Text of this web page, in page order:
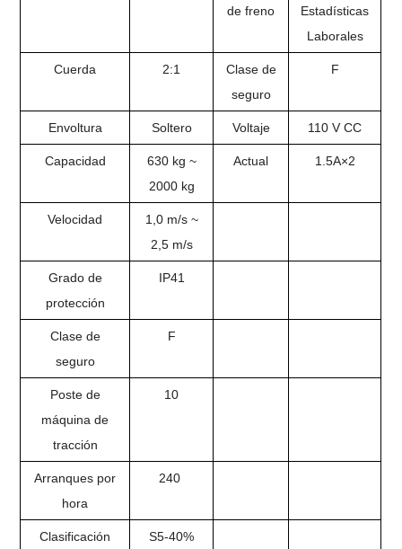
de freno
Estadísticas
Laborales
Cuerda 2:1
Clase de
seguro
F
Envoltura Soltero Voltaje 110 V CC
Capacidad
630 kg ~
2000 kg
Actual 1.5A×2
Velocidad
1,0 m/s ~
2,5 m/s
Grado de
protección
IP41
Clase de
seguro
F
Poste de
máquina de
tracción
10
Arranques por
hora
240
Clasificación S5-40%